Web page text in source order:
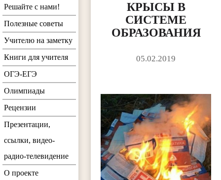
КРЫСЫ В
СИСТЕМЕ
ОБРАЗОВАНИЯ
05.02.2019
Решайте с нами!
Полезные советы
Учителю на заметку
Книги для учителя
ОГЭ-ЕГЭ
Олимпиады
Рецензии
Презентации,
ссылки, видео-
радио-телевидение
О проекте